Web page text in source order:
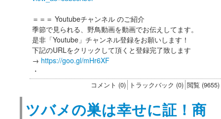
＝＝＝ Youtubeチャンネル のご紹介
季節で見られる、野鳥動画を動画でお伝えしてます。
是非「Youtube」チャンネル登録をお願いします！
下記のURLをクリックして頂くと登録完了致します
→ https://goo.gl/mHr6XF
・
コメント (0) トラックバック (0) 閲覧 (9655)
ツバメの巣は幸せに証！商